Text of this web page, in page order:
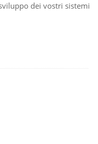
dei vostri sistemi